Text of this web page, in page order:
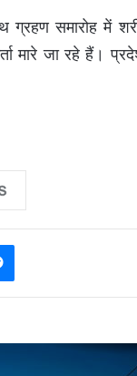
ग्रहण समारोह में
मारे जा रहे हैं।